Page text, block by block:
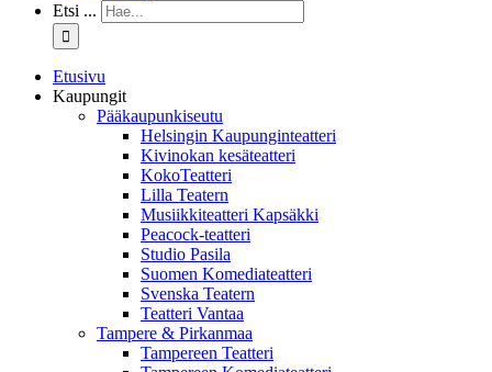
Etsi ...
Etusivu
Kaupungit
Pääkaupunkiseutu
Helsingin Kaupunginteatteri
Kivinokan kesäteatteri
KokoTeatteri
Lilla Teatern
Musiikkiteatteri Kapsäkki
Peacock-teatteri
Studio Pasila
Suomen Komediateatteri
Svenska Teatern
Teatteri Vantaa
Tampere & Pirkanmaa
Tampereen Teatteri